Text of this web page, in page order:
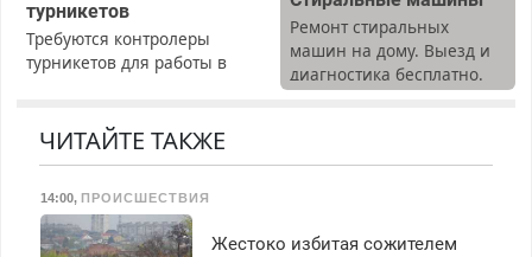
турникетов
Требуются контролеры
турникетов для работы в
Прием по ТК РФ. График
работы любой.
З/п – до 96000 рублей до
вычета налогов.
Ежемесячно
Ремонт стиральных
машин на дому. Выезд и
диагностика бесплатно.
Предусмотрены скидки.
ЧИТАЙТЕ ТАКЖЕ
14:00, ПРОИСШЕСТВИЯ
Жестоко избитая сожителем